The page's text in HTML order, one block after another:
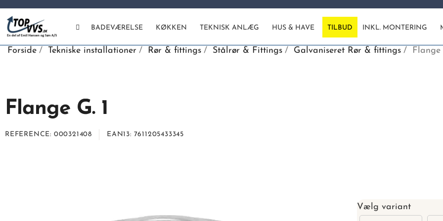
BADEVÆRELSE KØKKEN TEKNISK ANLÆG HUS & HAVE TILBUD INKL. MONTERING
Forside Tekniske installationer Rør & fittings Stålrør & Fittings Galvaniseret Rør & fittings Flange
Flange G. 1
REFERENCE 000321408 EAN13 7611205433345
Vælg variant